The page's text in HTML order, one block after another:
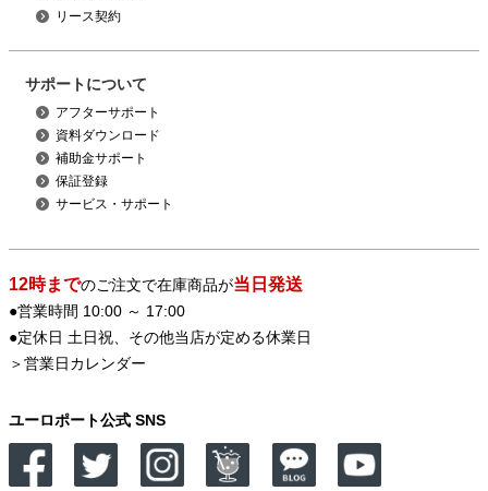
リース契約
サポートについて
アフターサポート
資料ダウンロード
補助金サポート
保証登録
サービス・サポート
12時までのご注文で在庫商品が当日発送
●営業時間 10:00 ～ 17:00
●定休日 土日祝、その他当店が定める休業日
＞営業日カレンダー
ユーロポート公式 SNS